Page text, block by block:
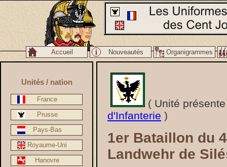
Accueil Nouveautés Organigrammes
Unités / nation
France
Prusse
Pays-Bas
Royaume-Uni
Hanovre
( Unité
d'Infanterie )
1er Bataillon du
Landwehr de